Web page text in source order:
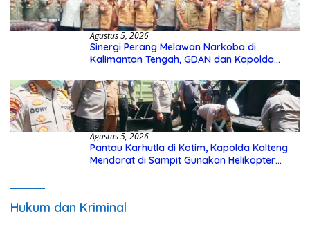
Agustus 5, 2026
Sinergi Perang Melawan Narkoba di
Kalimantan Tengah, GDAN dan Kapolda
Agustus 5, 2026
Pantau Karhutla di Kotim, Kapolda Kalteng
Mendarat di Sampit Gunakan Helikopter
Hukum dan Kriminal